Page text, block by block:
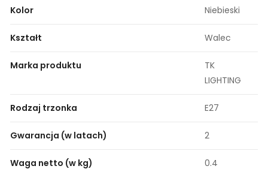
Kolor Niebieski
Kształt Walec
Marka produktu
TK
LIGHTING
Rodzaj trzonka E27
Gwarancja (w latach) 2
Waga netto (w kg) 0.4